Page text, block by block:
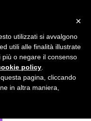
di Bologna
pagina dedicata.
il tracciamento di
policy
×
utilizzati si avvalgono
utili alle finalità illustrate
più o negare il consenso
policy
pagina, cliccando
in altra maniera,